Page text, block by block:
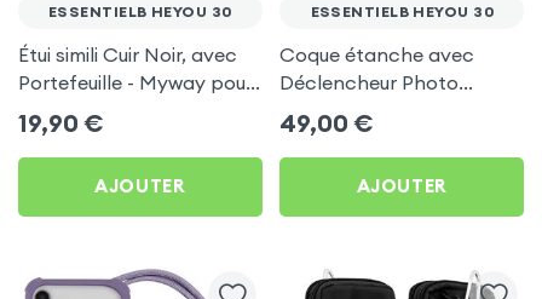
ESSENTIELB HEYOU 30
Étui simili Cuir Noir, avec
Portefeuille - Myway pour
Essentielb HEYou 30
19,90 €
AJOUTER
ESSENTIELB HEYOU 30
Coque étanche avec
Déclencheur Photo
Bluetooth pour Essentielb
HEYou 30
49,00 €
AJOUTER